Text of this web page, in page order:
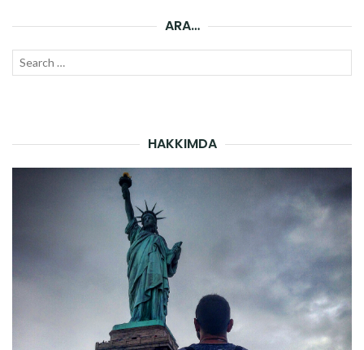
ARA…
Search
HAKKIMDA